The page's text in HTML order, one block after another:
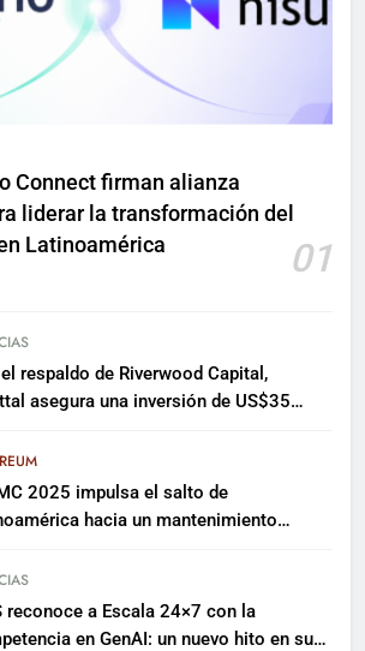
Connect firman alianza
liderar la transformación del
Latinoamérica
01
respaldo de Riverwood Capital,
asegura una inversión de US$35
2025 impulsa el salto de
hacia un mantenimiento
reconoce a Escala 24×7 con la
en GenAI: un nuevo hito en su